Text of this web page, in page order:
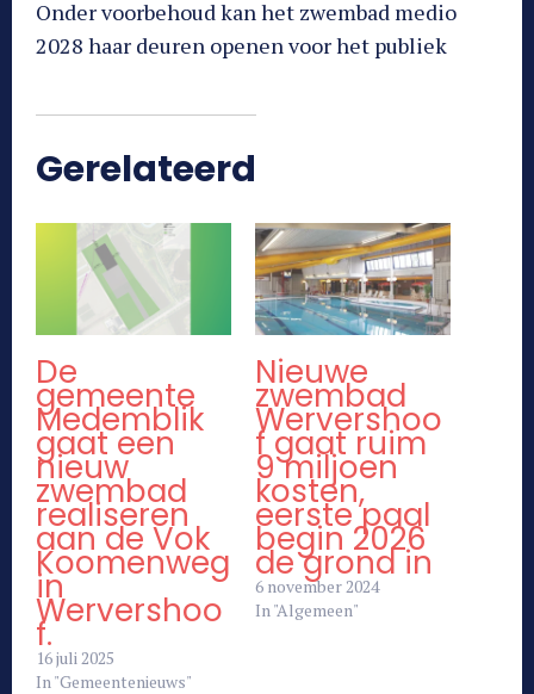
Onder voorbehoud kan het zwembad medio
2028 haar deuren openen voor het publiek
Gerelateerd
De
gemeente
Medemblik
gaat een
nieuw
zwembad
realiseren
aan de Vok
Koomenweg
in
Wervershoo
f.
16 juli 2025
In "Gemeentenieuws"
Nieuwe
zwembad
Wervershoo
f gaat ruim
9 miljoen
kosten,
eerste paal
begin 2026
de grond in
6 november 2024
In "Algemeen"